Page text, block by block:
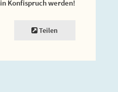
Konfispruch werden!
Teilen